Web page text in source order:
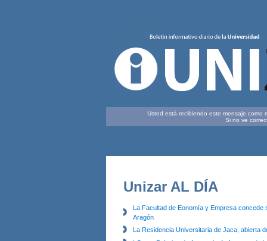
Usted está recibiendo este mensaje como
Si no ve
Unizar AL DÍA
La Facultad de Eonomía y Empresa concede
Aragón
La Residencia Universitaria de Jaca, abierta